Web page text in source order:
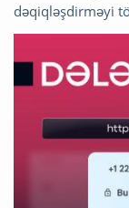
dəqiqləşdirməyi